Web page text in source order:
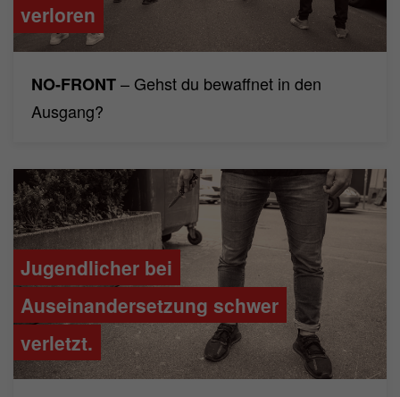
verloren
NO-FRONT– Gehst du bewaffnet in den
Ausgang?
Jugendlicher bei
Auseinandersetzung schwer
verletzt.